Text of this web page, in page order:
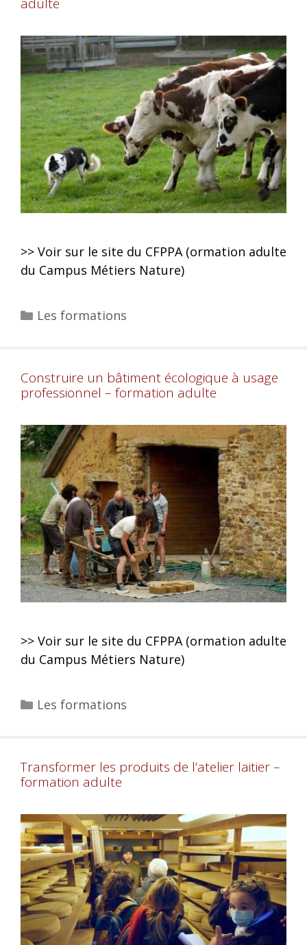
adulte
>> Voir sur le site du CFPPA (ormation adulte
du Campus Métiers Nature)
Les formations
Construire un bâtiment écologique à usage
professionnel – formation adulte
>> Voir sur le site du CFPPA (ormation adulte
du Campus Métiers Nature)
Les formations
Transformer les produits de l’atelier laitier –
formation adulte